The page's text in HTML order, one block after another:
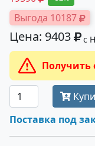
Выгода 10187
Цена: 9403 с
Поставка под